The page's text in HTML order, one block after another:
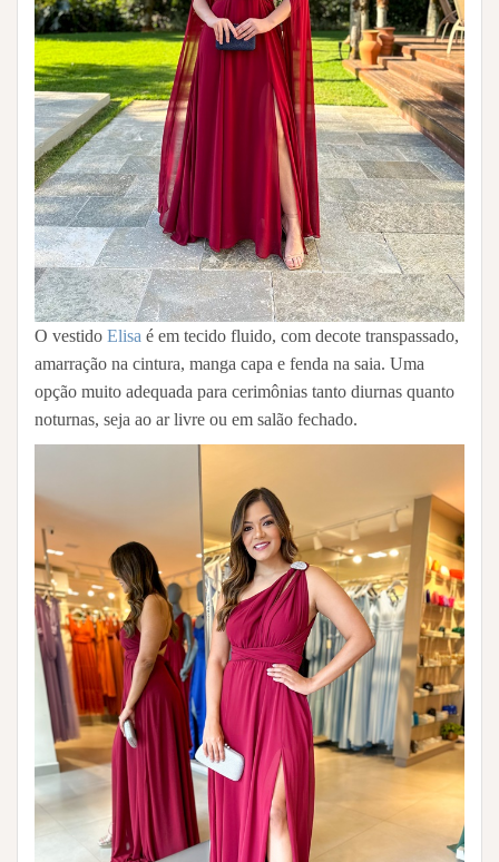
O vestido Elisa é em tecido fluido, com decote transpassado,
amarração na cintura, manga capa e fenda na saia. Uma
opção muito adequada para cerimônias tanto diurnas quanto
noturnas, seja ao ar livre ou em salão fechado.